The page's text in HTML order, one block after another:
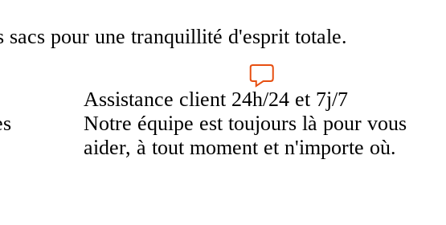
sacs pour une tranquillité d'esprit totale.
Assistance client 24h/24 et 7j/7
Notre équipe est toujours là pour vous
aider, à tout moment et n'importe où.